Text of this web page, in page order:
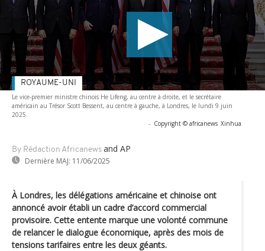
Le vice-premier ministre chinois He Lifeng, au centre à droite, et le secrétaire
américain au Trésor Scott Bessent, au centre à gauche, à Londres, le lundi 9 juin
2025.
- Copyright © africanews Xinhua
By Rédaction Africanews and AP
Dernière MAJ: 11/06/2025
ROYAUME-UNI
À Londres, les délégations américaine et chinoise ont
annoncé avoir établi un cadre d’accord commercial
provisoire. Cette entente marque une volonté commune
de relancer le dialogue économique, après des mois de
tensions tarifaires entre les deux géants.